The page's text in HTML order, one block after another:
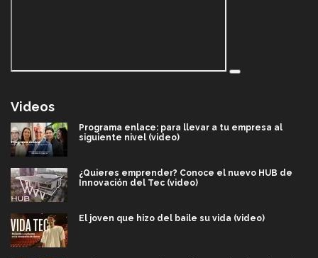
Videos
Programa enlace: para llevar a tu empresa al
siguiente nivel (video)
¿Quieres emprender? Conoce el nuevo HUB de
Innovación del Tec (video)
El joven que hizo del baile su vida (video)